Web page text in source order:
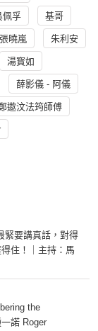
佩孚 基哥
張曉嵐 朱利安
湯寳如
薛影儀 - 阿儀
遨汶法筠師傅
緊要講真話，對得
住！｜主持：馬
the
諾 Roger